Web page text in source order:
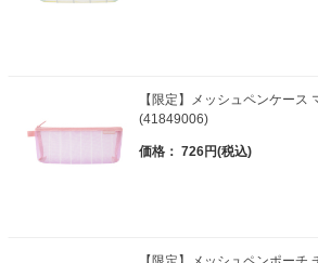
【限定】メッシュペンケース
(41849006)
価格： 726円(税込)